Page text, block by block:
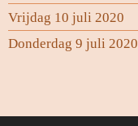
Vrijdag 10 juli 2020
Donderdag 9 juli 2020